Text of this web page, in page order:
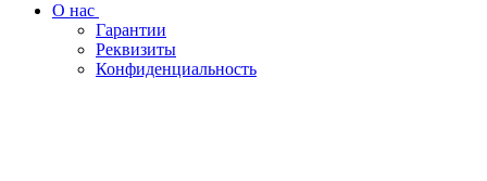
О нас
Гарантии
Реквизиты
Конфиденциальность